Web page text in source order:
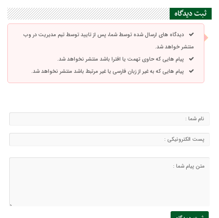
ثبت دیدگاه
دیدگاه های ارسال شده توسط شما، پس از تایید توسط تیم مدیریت در وب
منتشر خواهد شد.
پیام هایی که حاوی تهمت یا افترا باشد منتشر نخواهد شد.
پیام هایی که به غیر از زبان فارسی یا غیر مرتبط باشد منتشر نخواهد شد.